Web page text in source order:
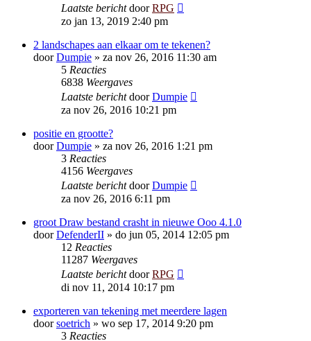
Laatste berichtdoorRPG
zo jan 13, 2019 2:40 pm
2 landschapes aan elkaar om te tekenen?
doorDumpie » za nov 26, 2016 11:30 am
5 Reacties
6838 Weergaves
Laatste berichtdoorDumpie
za nov 26, 2016 10:21 pm
positie en grootte?
doorDumpie » za nov 26, 2016 1:21 pm
3 Reacties
4156 Weergaves
Laatste berichtdoorDumpie
za nov 26, 2016 6:11 pm
groot Draw bestand crasht in nieuwe Ooo 4.1.0
doorDefenderII » do jun 05, 2014 12:05 pm
12 Reacties
11287 Weergaves
Laatste berichtdoorRPG
di nov 11, 2014 10:17 pm
exporteren van tekening met meerdere lagen
doorsoetrich » wo sep 17, 2014 9:20 pm
3 Reacties